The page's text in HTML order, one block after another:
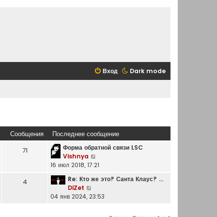
Dark mode
Вход
Сообщения Последнее сообщение
71
Форма обратной связи LSC
Vishnya
е
е
т
16 июл 2018, 17:21
4
Re: Кто же это? Санта Клаус? …
DiZet
е
04 янв 2024, 23:53